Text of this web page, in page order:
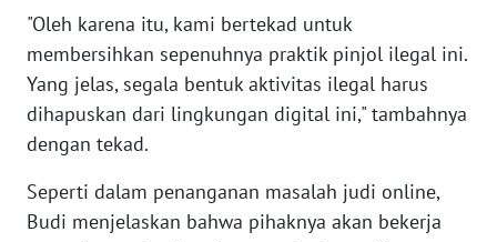
"Oleh karena itu, kami bertekad untuk
membersihkan sepenuhnya praktik pinjol ilegal ini.
Yang jelas, segala bentuk aktivitas ilegal harus
dihapuskan dari lingkungan digital ini," tambahnya
dengan tekad.
Seperti dalam penanganan masalah judi online,
Budi menjelaskan bahwa pihaknya akan bekerja
Wahana
News
Regional
WN
SUMUT
JAKARTA